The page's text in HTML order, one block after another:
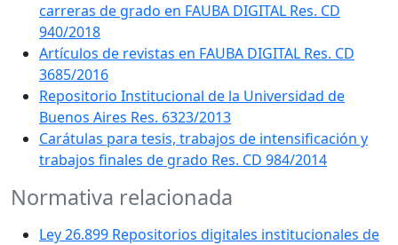
carreras de grado en FAUBA DIGITAL Res. CD
940/2018
Artículos de revistas en FAUBA DIGITAL Res. CD
3685/2016
Repositorio Institucional de la Universidad de
Buenos Aires Res. 6323/2013
Carátulas para tesis, trabajos de intensificación y
trabajos finales de grado Res. CD 984/2014
Normativa relacionada
Ley 26.899 Repositorios digitales institucionales de